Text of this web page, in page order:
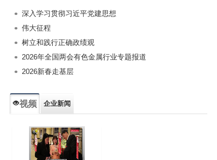
深入学习贯彻习近平党建思想
伟大征程
树立和践行正确政绩观
2026年全国两会有色金属行业专题报道
2026新春走基层
视频 企业新闻